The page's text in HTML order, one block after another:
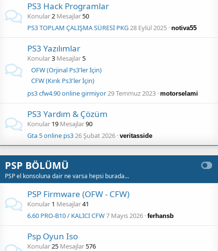
PS3 Hack Programlar
Konular2 Mesajlar50
PS3 TOPLAM ÇALIŞMA SÜRESİ PKG28 Eylül 2025 notiva55
PS3 Yazılımlar
Konular3 Mesajlar5
OFW (Orjinal Ps3'ler İçin)
CFW (Kırık Ps3'ler İçin)
ps3 cfw4.90 online girmiyor29 Temmuz 2023 motorselami
PS3 Yardım & Çözüm
Konular 19 Mesajlar90
Gta 5 online ps326 Şubat 2026 veritasside
PSP BÖLÜMÜ
PSP el konsoluna dair ne varsa hepsi burada...
PSP Firmware (OFW - CFW)
Konular 1 Mesajlar41
6.60 PRO-B10 / KALICI CFW7 Mayıs 2026 ferhansb
Psp Oyun Iso
Konular25 Mesajlar576